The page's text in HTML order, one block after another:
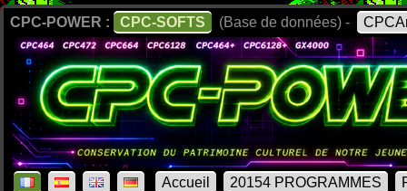
CPC-POWER : CPC-SOFTS (Base de données) -
Accueil 20154 PROGRAMMES